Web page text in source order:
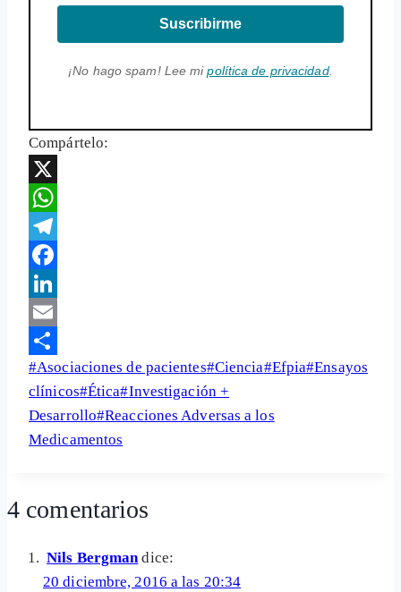
Suscribirme
¡No hago spam! Lee mipolítica de privacidad.
Compártelo:
X
WhatsApp
Telegram
Facebook
LinkedIn
Email
Share
Etiquetas
de
la
entrada:
#Asociaciones de pacientes#Ciencia#Efpia#Ensayos
clínicos#Ética#Investigación +
Desarrollo#Reacciones Adversas a los
Medicamentos
4 comentarios
Nils Bergman dice:
20 diciembre, 2016 a las 20:34